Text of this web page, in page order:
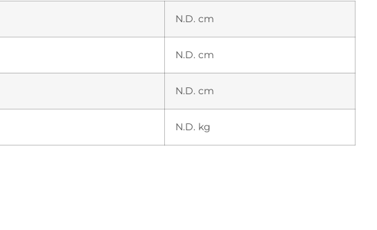
N.D. cm
N.D. cm
N.D. cm
N.D. kg